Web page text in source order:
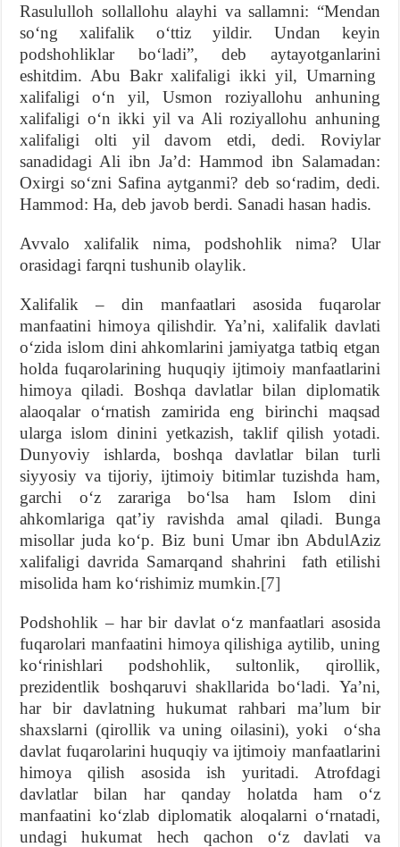
Rasululloh sollallohu alayhi va sallamni: “Mendan
soʻng xalifalik oʻttiz yildir. Undan keyin
podshohliklar boʻladi”, deb aytayotganlarini
eshitdim. Abu Bakr xalifaligi ikki yil, Umarning
xalifaligi oʻn yil, Usmon roziyallohu anhuning
xalifaligi oʻn ikki yil va Ali roziyallohu anhuning
xalifaligi olti yil davom etdi, dedi. Roviylar
sanadidagi Ali ibn Jaʼd: Hammod ibn Salamadan:
Oxirgi soʻzni Safina aytganmi? deb soʻradim, dedi.
Hammod: Ha, deb javob berdi. Sanadi hasan hadis.
Avvalo xalifalik nima, podshohlik nima? Ular
orasidagi farqni tushunib olaylik.
Xalifalik – din manfaatlari asosida fuqarolar
manfaatini himoya qilishdir. Yaʼni, xalifalik davlati
oʻzida islom dini ahkomlarini jamiyatga tatbiq etgan
holda fuqarolarining huquqiy ijtimoiy manfaatlarini
himoya qiladi. Boshqa davlatlar bilan diplomatik
alaoqalar oʻrnatish zamirida eng birinchi maqsad
ularga islom dinini yetkazish, taklif qilish yotadi.
Dunyoviy ishlarda, boshqa davlatlar bilan turli
siyyosiy va tijoriy, ijtimoiy bitimlar tuzishda ham,
garchi oʻz zarariga boʻlsa ham Islom dini
ahkomlariga qatʼiy ravishda amal qiladi. Bunga
misollar juda koʻp. Biz buni Umar ibn AbdulAziz
xalifaligi davrida Samarqand shahrini fath etilishi
misolida ham koʻrishimiz mumkin.[7]
Podshohlik – har bir davlat oʻz manfaatlari asosida
fuqarolari manfaatini himoya qilishiga aytilib, uning
koʻrinishlari podshohlik, sultonlik, qirollik,
prezidentlik boshqaruvi shakllarida boʻladi. Yaʼni,
har bir davlatning hukumat rahbari maʼlum bir
shaxslarni (qirollik va uning oilasini), yoki oʻsha
davlat fuqarolarini huquqiy va ijtimoiy manfaatlarini
himoya qilish asosida ish yuritadi. Atrofdagi
davlatlar bilan har qanday holatda ham oʻz
manfaatini koʻzlab diplomatik aloqalarni oʻrnatadi,
undagi hukumat hech qachon oʻz davlati va